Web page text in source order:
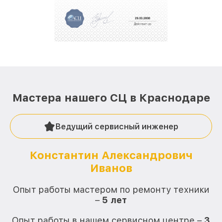
положительные отзывы и обрели отличную
репутацию. Мы постоянно совершенствуемся и
Мастера нашего СЦ в Краснодаре
Ведущий сервисный инженер
Константин Александрович
Иванов
Опыт работы мастером по ремонту техники
– 5 лет